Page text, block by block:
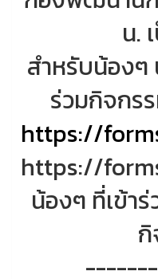
น.
สำหรับน้อง
ร่วมกิจกร
https://
https://
น้องๆ ที่เข้า